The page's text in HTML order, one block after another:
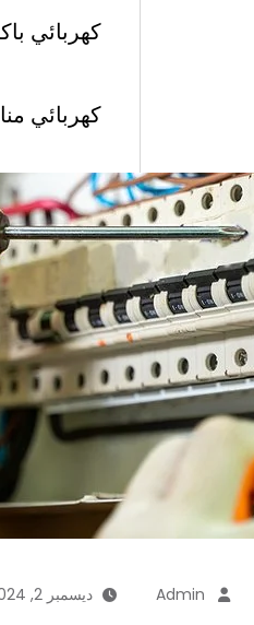
كهربائي
كهربائي
Admin ديسمبر 2, 2024